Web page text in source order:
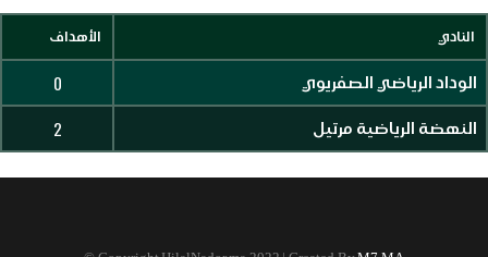
النادي الأهداف
الوداد الرياضي الصفريوي 0
النهضة الرياضية مرتيل 2